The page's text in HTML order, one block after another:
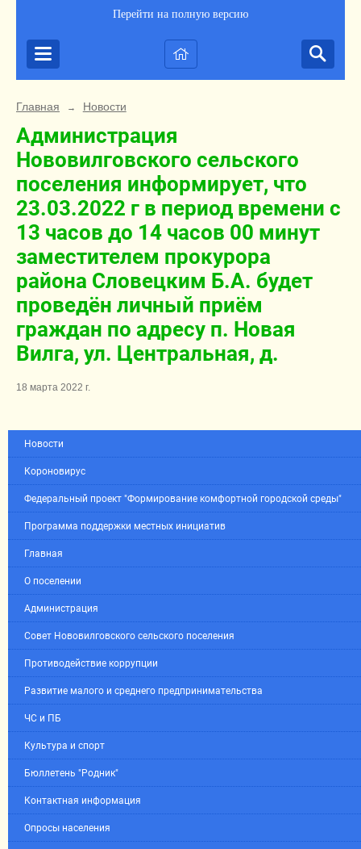
Перейти на полную версию
Главная → Новости
Администрация
Нововилговского сельского
поселения информирует, что
23.03.2022 г в период времени с
13 часов до 14 часов 00 минут
заместителем прокурора
района Словецким Б.А. будет
проведён личный приём
граждан по адресу п. Новая
Вилга, ул. Центральная, д.
18 марта 2022 г.
Новости
Короновирус
Федеральный проект "Формирование комфортной городской среды"
Программа поддержки местных инициатив
Главная
О поселении
Администрация
Совет Нововилговского сельского поселения
Противодействие коррупции
Развитие малого и среднего предпринимательства
ЧС и ПБ
Культура и спорт
Бюллетень "Родник"
Контактная информация
Опросы населения